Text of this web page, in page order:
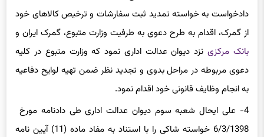
دادخواست به خواسته تمدید ثبت سفارشات و ترخیص کالاهای خود
از گمرک، اقدام به طرح دعوی به طرفیت وزارت متبوع، گمرک ایران و
بانک مرکزینزد دیوان عدالت اداری نمود که وزارت متبوع در کلیه
دعوی مربوطه در مراحل بدوی و تجدید نظر ضمن تهیه لوایح دفاعیه
به انجام وظایف قانونی خود اقدام نمود.
4- علی ایحال شعبه سوم دیوان عدالت اداری طی دادنامه مورخ
6/3/1398 خواسته شاکی را با استناد به مفاد ماده (11) آیین نامه